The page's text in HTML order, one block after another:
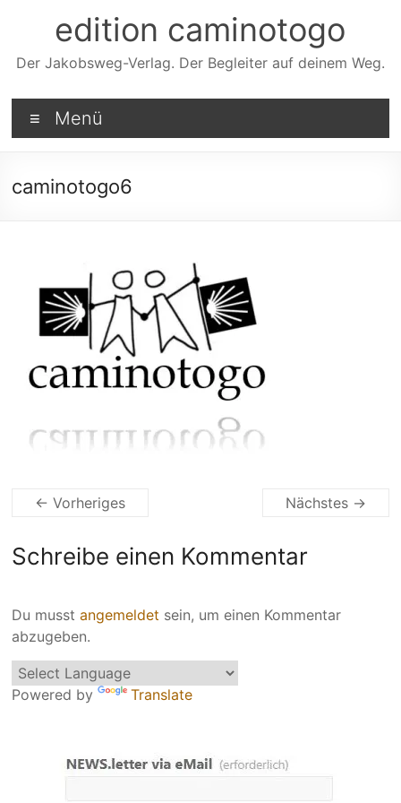
edition caminotogo
Der Jakobsweg-Verlag. Der Begleiter auf deinem Weg.
Menü
caminotogo6
← Vorheriges Nächstes →
Schreibe einen Kommentar
Du musstangemeldet sein, um einen Kommentar
abzugeben.
Powered by Translate